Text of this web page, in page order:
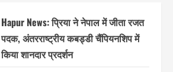
Hapur News: प्रिया ने नेपाल में जीता रजत
पदक, अंतरराष्ट्रीय कबड्डी चैंपियनशिप में
किया शानदार प्रदर्शन